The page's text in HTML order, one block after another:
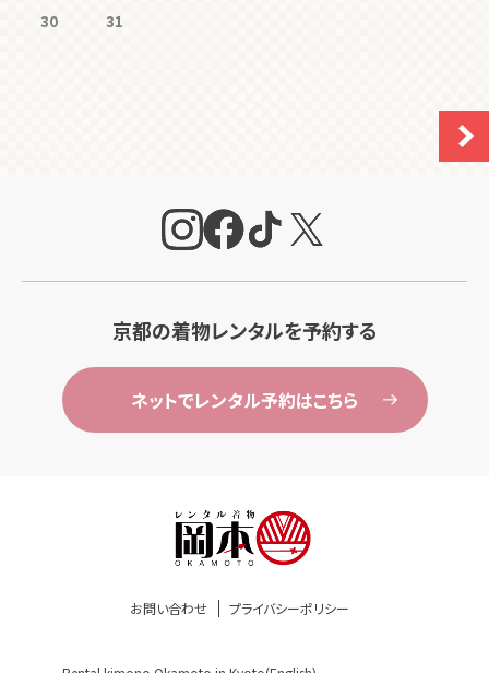
30 31
京都の着物レンタルを予約する
ネットでレンタル予約はこちら
お問い合わせ プライバシーポリシー